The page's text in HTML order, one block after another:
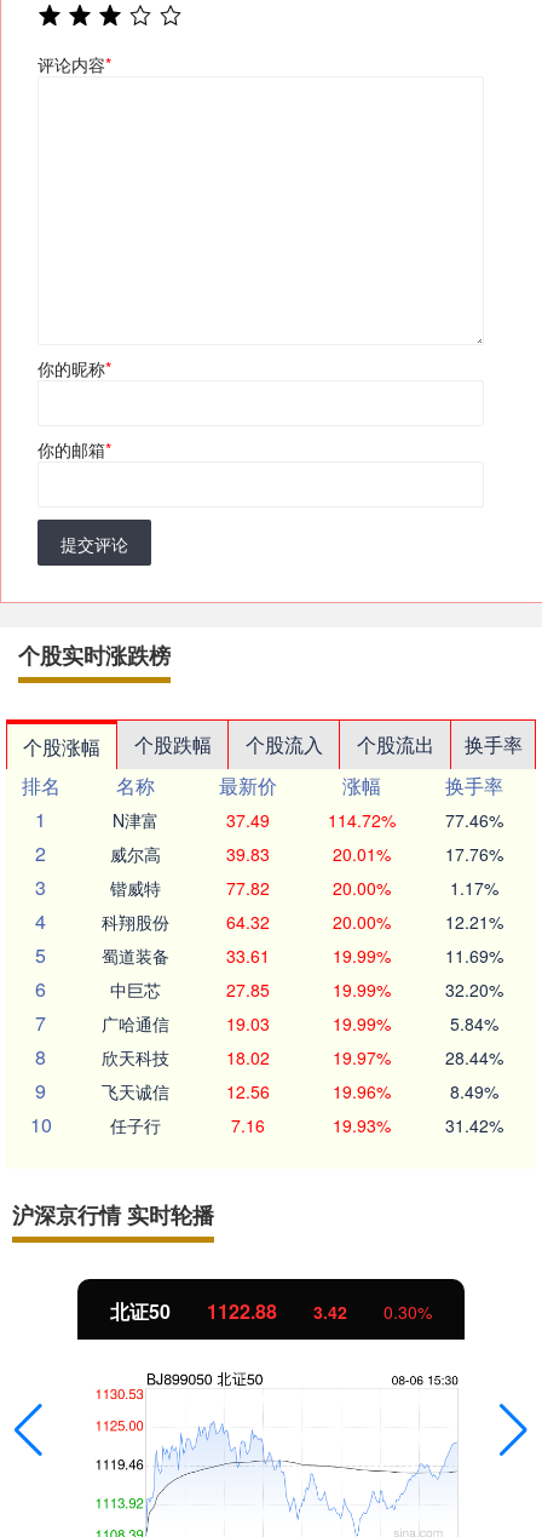
评论内容*
你的昵称*
你的邮箱*
提交评论
个股实时涨跌榜
个股涨幅 个股跌幅 个股流入 个股流出
换手率
排名
名称 最新价 涨幅
换手率
1
N津富 37.49 114.72% 77.46%
2 威尔高 39.83 20.01% 17.76%
3 锴威特 77.82 20.00% 1.17%
4 科翔股份 64.32 20.00% 12.21%
5 蜀道装备 33.61 19.99% 11.69%
6 中巨芯 27.85 19.99% 32.20%
7 广哈通信 19.03 19.99% 5.84%
8 欣天科技 18.02 19.97% 28.44%
9 飞天诚信 12.56 19.96% 8.49%
10 任子行 7.16 19.93% 31.42%
沪深京行情 实时轮播
北证50 1122.88 3.42 0.30%